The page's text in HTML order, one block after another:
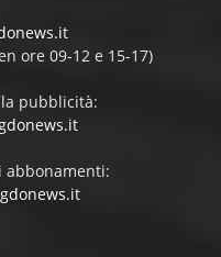
ore 09-12 e 15-17)
pubblicità:
abbonamenti: